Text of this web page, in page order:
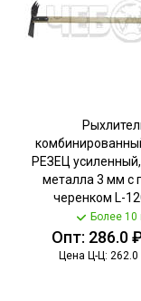
РЕЗЕЦ
металла 3 мм с
черенком L-
Более 10
Опт: 286.0
Цена Ц-Ц: